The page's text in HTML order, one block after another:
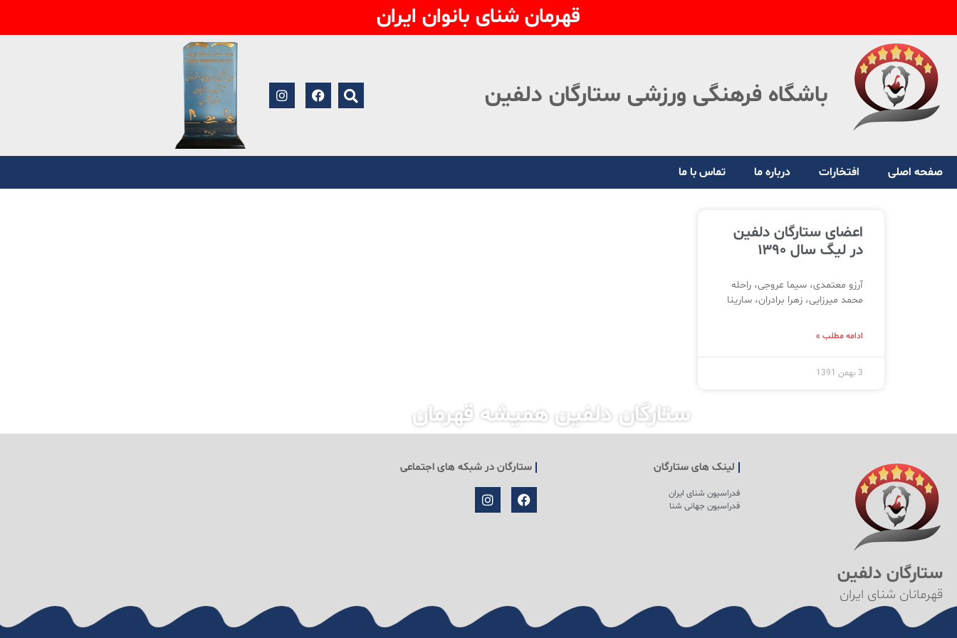
قهرمان شنای بانوان ایران
باشگاه فرهنگی ورزشی ستارگان دلفین
صفحه اصلی افتخارات درباره ما تماس با ما
اعضای ستارگان دلفین
در لیگ سال ۱۳۹۰
آرزو معتمدی، سیما عروجی، راحله
محمد میرزایی، زهرا برادران، سارینا
ادامه مطلب »
3 بهمن 1391
ستارگان دلفین همیشه قهرمان
ستارگان دلفین
قهرمانان شنای ایران
لینک های ستارگان
فدراسیون شنای ایران
فدراسیون جهانی شنا
ستارگان در شبکه های اجتماعی